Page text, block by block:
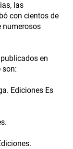
las
con cientos de
numerosos
en
son:
Ediciones Es